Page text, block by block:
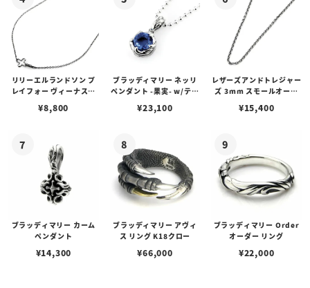
リリーエルランドソン プ
レイフォー ヴィーナスチ
¥8,800
ブラッディマリー ネッリ
ペンダント -果実- w/ティ
¥23,100
レザーズアンドトレジャー
ズ 3mm スモールオーバ
ブスタークラスプ＆LTロ
¥15,400
ブラッディマリー カーム
ペンダント
¥14,300
ブラッディマリー アヴィ
ス リング K18クロー
¥66,000
ブラッディマリー Order
オーダー リング
¥22,000